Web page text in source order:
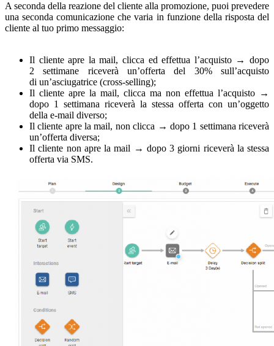
A seconda della reazione del cliente alla promozione, puoi prevedere
una seconda comunicazione che varia in funzione della risposta del
cliente al tuo primo messaggio:
Il cliente apre la mail, clicca ed effettua l’acquisto → dopo
2 settimane riceverà un’offerta del 30% sull’acquisto
di un’asciugatrice (cross-selling);
Il cliente apre la mail, clicca ma non effettua l’acquisto →
dopo 1 settimana riceverà la stessa offerta con un’oggetto
della e-mail diverso;
Il cliente apre la mail, non clicca → dopo 1 settimana riceverà
un’offerta diversa;
Il cliente non apre la mail → dopo 3 giorni riceverà la stessa
offerta via SMS.